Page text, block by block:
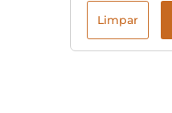
Limpar